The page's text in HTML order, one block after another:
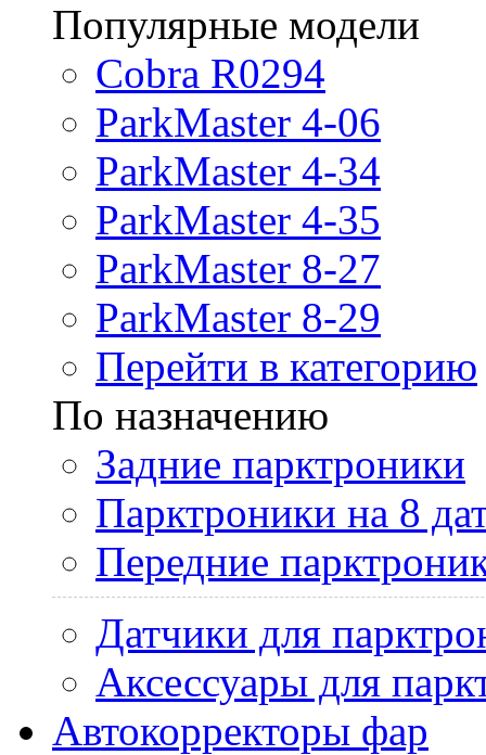
Популярные модели
Cobra R0294
ParkMaster 4-06
ParkMaster 4-34
ParkMaster 4-35
ParkMaster 8-27
ParkMaster 8-29
Перейти в категорию
По назначению
Задние парктроники
Парктроники на 8
Передние
Датчики для
Аксессуары для
Автокорректоры фар